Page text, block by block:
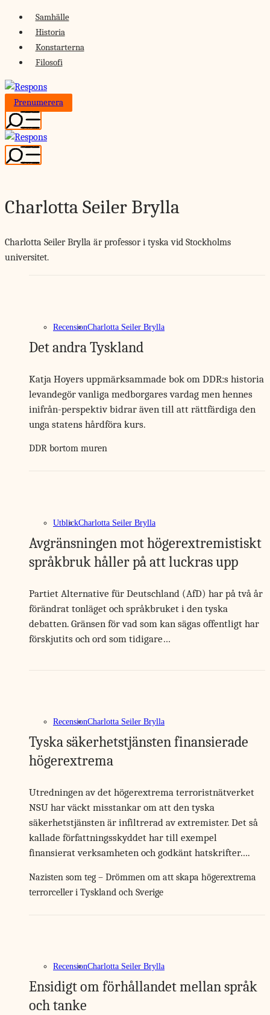
Skip
content
Samhälle
Historia
Konstarterna
Filosofi
Prenumerera
Charlotta Seiler Brylla
Charlotta Seiler Brylla är professor i tyska vid Stockholms
universitet.
RecensionCharlotta Seiler Brylla
Det andra Tyskland
Katja Hoyers uppmärksammade bok om DDR:s historia
levandegör vanliga medborgares vardag men hennes
inifrån-perspektiv bidrar även till att rättfärdiga den
unga statens hårdföra kurs.
DDR bortom muren
UtblickCharlotta Seiler Brylla
Avgränsningen mot högerextremistiskt
språkbruk håller på att luckras upp
Partiet Alternative für Deutschland (AfD) har på två år
förändrat tonläget och språkbruket i den tyska
debatten. Gränsen för vad som kan sägas offentligt har
förskjutits och ord som tidigare…
RecensionCharlotta Seiler Brylla
Tyska säkerhetstjänsten finansierade
högerextrema
Utredningen av det högerextrema terroristnätverket
NSU har väckt misstankar om att den tyska
säkerhetstjänsten är infiltrerad av extremister. Det så
kallade författningsskyddet har till exempel
finansierat verksamheten och godkänt hatskrifter….
Nazisten som teg – Drömmen om att skapa högerextrema
terrorceller i Tyskland och Sverige
RecensionCharlotta Seiler Brylla
Ensidigt om förhållandet mellan språk
och tanke